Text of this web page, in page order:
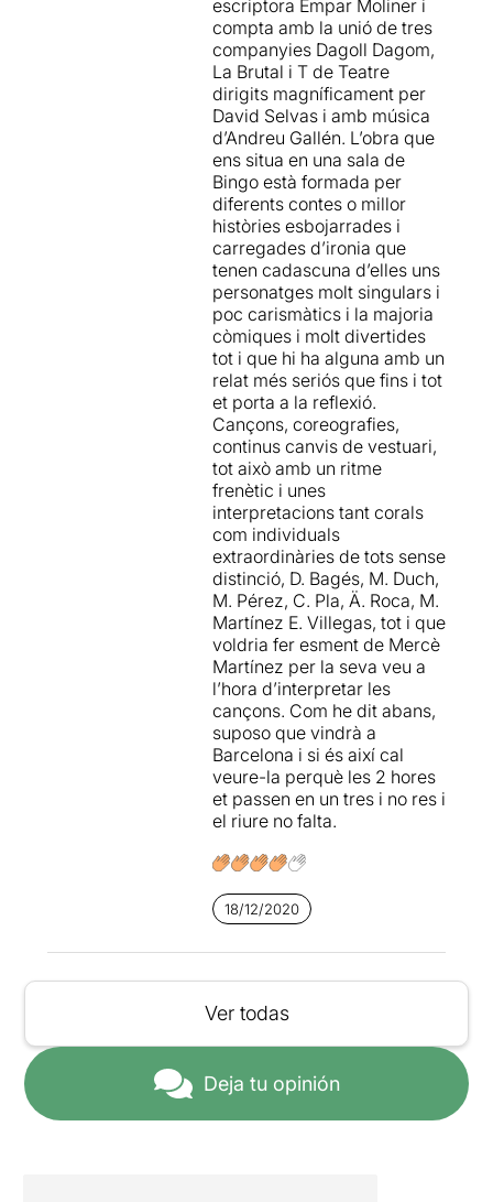
no reproduciendo este
patrón de mierda”.
Sin duda este Te estimo si
he bebido tiene todos los
ingredientes para pasar
unas buenas tardes al teatro:
bonos y estimados
intérpretes y diversión a
expensas de las miserias
humanas. Abrís esta botella,
que lo acabaréis estimando.
escriptora Empar Moliner i
compta amb la unió de tres
companyies Dagoll Dagom,
La Brutal i T de Teatre
dirigits magníficament per
David Selvas i amb música
d’Andreu Gallén. L’obra que
ens situa en una sala de
Bingo està formada per
diferents contes o millor
històries esbojarrades i
carregades d’ironia que
tenen cadascuna d’elles uns
personatges molt singulars i
poc carismàtics i la majoria
còmiques i molt divertides
tot i que hi ha alguna amb un
relat més seriós que fins i tot
et porta a la reflexió.
Cançons, coreografies,
continus canvis de vestuari,
tot això amb un ritme
frenètic i unes
interpretacions tant corals
com individuals
extraordinàries de tots sense
distinció, D. Bagés, M. Duch,
M. Pérez, C. Pla, Ä. Roca, M.
Martínez E. Villegas, tot i que
voldria fer esment de Mercè
Martínez per la seva veu a
l’hora d’interpretar les
cançons. Com he dit abans,
suposo que vindrà a
Barcelona i si és així cal
veure-la perquè les 2 hores
et passen en un tres i no res i
el riure no falta.
18/12/2020
Ver todas
Deja tu opinión